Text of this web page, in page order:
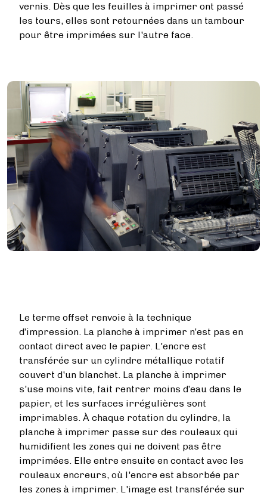
vernis. Dès que les feuilles à imprimer ont passé
les tours, elles sont retournées dans un tambour
pour être imprimées sur l'autre face.
Image
Le terme offset renvoie à la technique
d’impression. La planche à imprimer n’est pas en
contact direct avec le papier. L'encre est
transférée sur un cylindre métallique rotatif
couvert d'un blanchet. La planche à imprimer
s'use moins vite, fait rentrer moins d’eau dans le
papier, et les surfaces irrégulières sont
imprimables. À chaque rotation du cylindre, la
planche à imprimer passe sur des rouleaux qui
humidifient les zones qui ne doivent pas être
imprimées. Elle entre ensuite en contact avec les
rouleaux encreurs, où l'encre est absorbée par
les zones à imprimer. L'image est transférée sur